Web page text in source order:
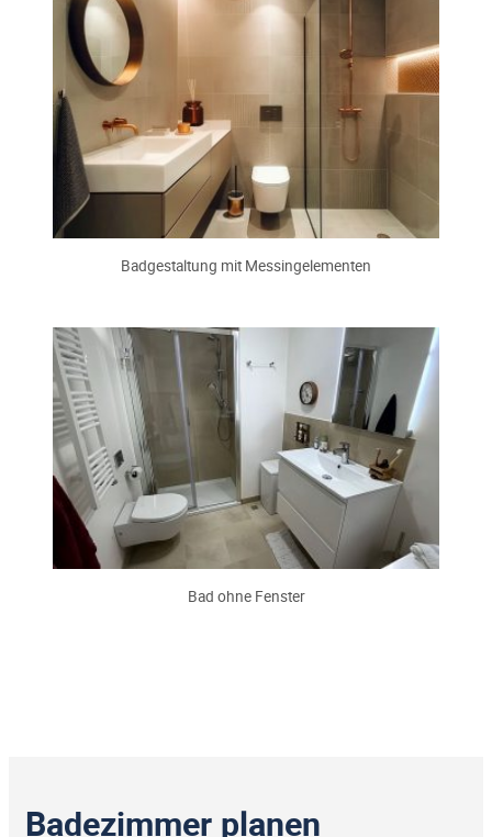
Badgestaltung mit Messingelementen
Bad ohne Fenster
Badezimmer planen